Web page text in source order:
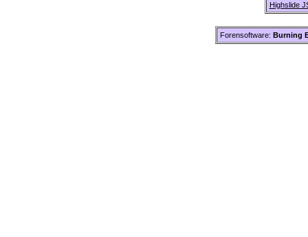
Highslide
Forensoftware: Burning